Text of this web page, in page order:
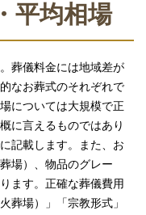
平均相場
葬儀料金には地域差が
なお葬式のそれぞれで
については大規模で正
に言えるものではあり
記載します。また、お
場）、物品のグレー
ます。正確な葬儀費用
葬場）」「宗教形式」